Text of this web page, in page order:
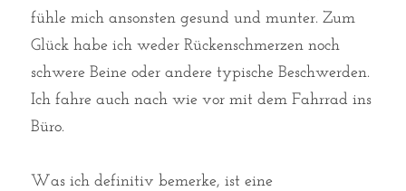
fühle mich ansonsten gesund und munter. Zum
Glück habe ich weder Rückenschmerzen noch
schwere Beine oder andere typische Beschwerden.
Ich fahre auch nach wie vor mit dem Fahrrad ins
Büro.
Was ich definitiv bemerke, ist eine